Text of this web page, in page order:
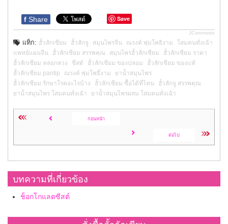
f Share Save
JComments
แท็ก: ฮั้วลักเซียม ฮั้วลักจู สมุนไพรจีน ณรงค์ พุ่มโพธิงาม
โสมคนทั่งเฉ้า
แพทย์แผนจีน
ฮั้วลักเซียม สรรพคุณ สมุนไพรฮั้วลักเซียม
ฮั้วลักเซียม ราคา
ฮั้วลักเซียม หลอกลวง
ซีสต์ ฮั้วลักเซียม ของปลอม
ฮั้วลักเซียม ของแท้
ฮั้วลักเซียม pantip
ณรงค์ พุ่มโพธิ์งาม
ยาน้ำสมุนไพร
ฮั้วลักเซียม รักษาโรคอะไรบ้าง
ฮั้วลักเซียม ซื้อได้ที่ไหน
ฮั้วลักจู สรรพคุณ
ยาน้ำสมุนไพร โสมคนทั่งเฉ้า
ยาน้ำสมุนไพรผสม โสมคนทั่งเฉ้า
ก่อนหน้า
ต่อไป
บทความที่เกี่ยวข้อง
ช็อกโกแลตซีสต์